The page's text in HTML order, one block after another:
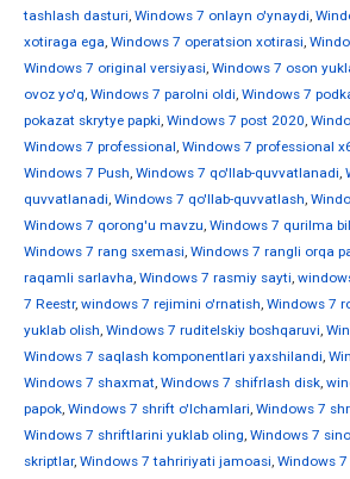
tashlash dasturi, Windows 7 onlayn o'ynaydi,
xotiraga ega, Windows 7 operatsion xotirasi,
Windows 7 original versiyasi, Windows 7 oson
ovoz yo'q, Windows 7 parolni oldi, Windows 7
pokazat skrytye papki, Windows 7 post 2020,
Windows 7 professional, Windows 7 professional
Windows 7 Push, Windows 7 qo'llab-quvvatlanadi,
quvvatlanadi, Windows 7 qo'llab-quvvatlash,
Windows 7 qorong'u mavzu, Windows 7 qurilma
Windows 7 rang sxemasi, Windows 7 rangli orqa
raqamli sarlavha, Windows 7 rasmiy sayti,
7 Reestr, windows 7 rejimini o'rnatish, Windows 7
yuklab olish, Windows 7 ruditelskiy boshqaruvi,
Windows 7 saqlash komponentlari yaxshilandi,
Windows 7 shaxmat, Windows 7 shifrlash disk,
papok, Windows 7 shrift o'lchamlari, Windows 7
Windows 7 shriftlarini yuklab oling, Windows 7
skriptlar, Windows 7 tahririyati jamoasi, Windows